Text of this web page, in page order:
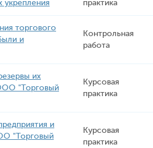
укрепления практика
торгового
и
Контрольная
работа
их
"Торговый
Курсовая
практика
и
"Торговый
Курсовая
практика